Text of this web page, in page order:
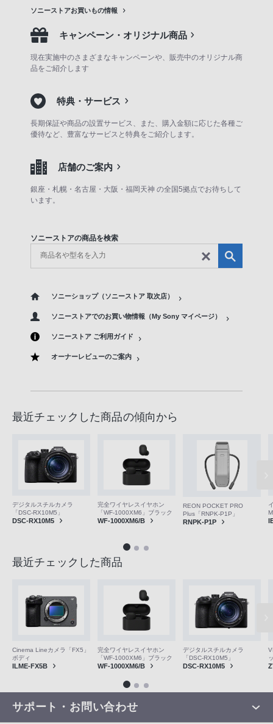
ソニーストアお買いもの情報
キャンペーン・オリジナル商品
現在実施中のさまざまなキャンペーンや、販売中のオリジナル商
品をご紹介します
特典・サービス
長期保証や商品の設置サービス、また、購入金額に応じた各種ご
優待など、豊富なサービスと特典をご紹介します。
店舗のご案内
銀座・札幌・名古屋・大阪・福岡天神 の全国5拠点でお待ちして
います。
ソニーストアの商品を検索
ソニーショップ（ソニーストア 取次店）
ソニーストアでのお買い物情報（My Sony マイページ）
ソニーストア ご利用ガイド
オーナーレビューのご案内
最近チェックした商品の傾向から
デジタルスチルカメラ
「DSC-RX10M5」
DSC-RX10M5
完全ワイヤレスイヤホン
「WF-1000XM6」ブラック
WF-1000XM6/B
REON POCKET PRO
Plus「RNPK-P1P」
RNPK-P1P
最近チェックした商品
Cinema Lineカメラ「FX5」
ボディ
ILME-FX5B
完全ワイヤレスイヤホン
「WF-1000XM6」ブラック
WF-1000XM6/B
デジタルスチルカメラ
「DSC-RX10M5」
DSC-RX10M5
サポート・お問い合わせ